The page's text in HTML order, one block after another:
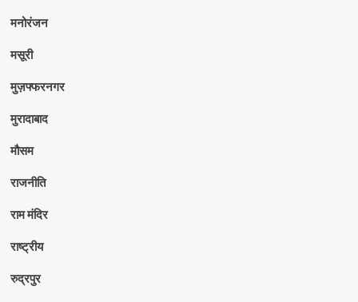
मनोरंजन
मसूरी
मुज़फ्फरनगर
मुरादाबाद
मौसम
राजनीति
राम मंदिर
राष्ट्रीय
रुद्रपुर